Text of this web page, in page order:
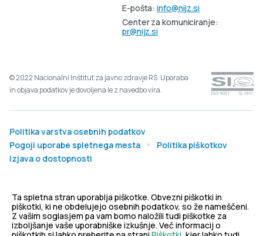
E-pošta:info@nijz.si
Center za komuniciranje:
pr@nijz.si
Politika varstva osebnih podatkov
Pogoji uporabe spletnega mesta
Politika piškotkov
Izjava o dostopnosti
© 2022 Nacionalni Inštitut za javno zdravje RS. Uporaba
in objava podatkov je dovoljena le z navedbo vira.
Ta spletna stran uporablja piškotke. Obvezni piškotki in
piškotki, ki ne obdelujejo osebnih podatkov, so že nameščeni.
Z vašim soglasjem pa vam bomo naložili tudi piškotke za
izboljšanje vaše uporabniške izkušnje. Več informacij o